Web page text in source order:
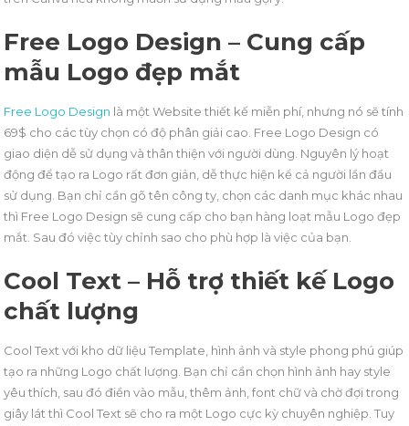
Free Logo Design – Cung cấp
mẫu Logo đẹp mắt
Free Logo Design là một Website thiết kế miễn phí, nhưng nó sẽ tính
69$ cho các tùy chọn có độ phân giải cao. Free Logo Design có
giao diện dễ sử dụng và thân thiện với người dùng. Nguyên lý hoạt
động để tạo ra Logo rất đơn giản, dễ thực hiện kể cả người lần đầu
sử dụng. Bạn chỉ cần gõ tên công ty, chọn các danh mục khác nhau
thì Free Logo Design sẽ cung cấp cho bạn hàng loạt mẫu Logo đẹp
mắt. Sau đó việc tùy chỉnh sao cho phù hợp là việc của bạn.
Cool Text – Hỗ trợ thiết kế Logo
chất lượng
Cool Text với kho dữ liệu Template, hình ảnh và style phong phú giúp
tạo ra những Logo chất lượng. Bạn chỉ cần chọn hình ảnh hay style
yêu thích, sau đó điền vào mẫu, thêm ảnh, font chữ và chờ đợi trong
giây lát thì Cool Text sẽ cho ra một Logo cực kỳ chuyên nghiệp. Tuy